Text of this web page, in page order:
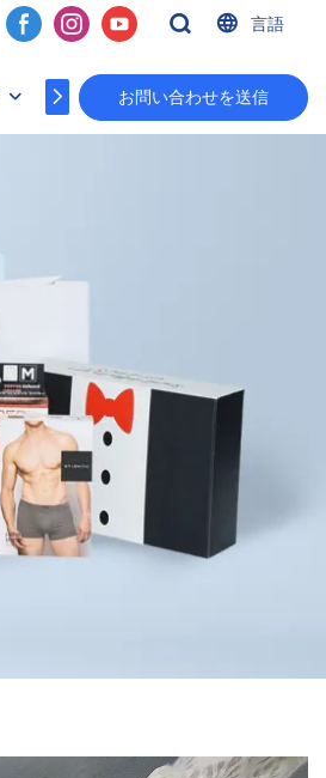
言語
コンタクト
お問い合わせを送信